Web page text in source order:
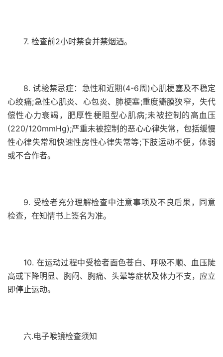
7. 检查前2小时禁食并禁烟酒。
8. 试验禁忌症：急性和近期(4-6周)心肌梗塞及不稳定
心绞痛;急性心肌炎、心包炎、肺梗塞;重度瓣膜狭窄，失代
偿性心力衰竭，肥厚性梗阻型心肌病;未被控制的高血压
(220/120mmHg);严重未被控制的恶心心律失常，包括缓慢
性心律失常和快速性房性心律失常等;下肢运动不便，体弱
或不合作者。
9. 受检者充分理解检查中注意事项及不良后果，同意
检查，在知情书上签名为准。
10. 在运动过程中受检者面色苍白、呼吸不顺、血压陡
高或下降明显、胸闷、胸痛、头晕等症状及体力不支，应立
即停止运动。
六.电子喉镜检查须知